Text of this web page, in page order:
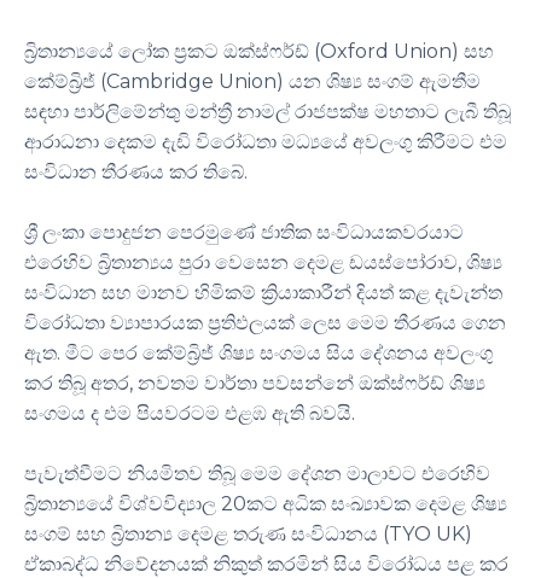
බ්‍රිතාන්‍යයේ ලෝක ප්‍රකට ඔක්ස්ෆර්ඩ් (Oxford Union) සහ
කේම්බ්‍රිජ් (Cambridge Union) යන ශිෂ්‍ය සංගම් ඇමතීම
සඳහා පාර්ලිමේන්තු මන්ත්‍රී නාමල් රාජපක්ෂ මහතාට ලැබී තිබූ
ආරාධනා දෙකම දැඩි විරෝධතා මධ්‍යයේ අවලංගු කිරීමට එම
සංවිධාන තීරණය කර තිබේ.
ශ්‍රී ලංකා පොදුජන පෙරමුණේ ජාතික සංවිධායකවරයාට
එරෙහිව බ්‍රිතාන්‍යය පුරා වෙසෙන දෙමළ ඩයස්පෝරාව, ශිෂ්‍ය
සංවිධාන සහ මානව හිමිකම් ක්‍රියාකාරීන් දියත් කළ දැවැන්ත
විරෝධතා ව්‍යාපාරයක ප්‍රතිඵලයක් ලෙස මෙම තීරණය ගෙන
ඇත. මීට පෙර කේම්බ්‍රිජ් ශිෂ්‍ය සංගමය සිය දේශනය අවලංගු
කර තිබූ අතර, නවතම වාර්තා පවසන්නේ ඔක්ස්ෆර්ඩ් ශිෂ්‍ය
සංගමය ද එම පියවරටම එළඹ ඇති බවයි.
පැවැත්වීමට නියමිතව තිබූ මෙම දේශන මාලාවට එරෙහිව
බ්‍රිතාන්‍යයේ විශ්වවිද්‍යාල 20කට අධික සංඛ්‍යාවක දෙමළ ශිෂ්‍ය
සංගම් සහ බ්‍රිතාන්‍ය දෙමළ තරුණ සංවිධානය (TYO UK)
ඒකාබද්ධ නිවේදනයක් නිකුත් කරමින් සිය විරෝධය පළ කර